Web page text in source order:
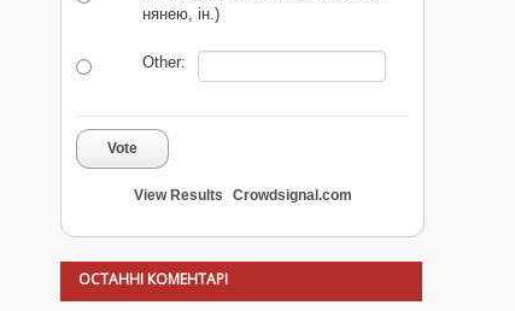
нянею, ін.)
Other:
Vote
View Results Crowdsignal.com
ОСТАННІ КОМЕНТАРІ